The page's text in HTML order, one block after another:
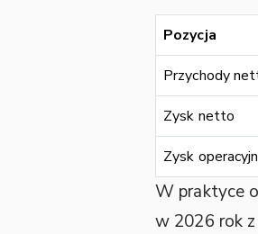
Pozycja
Przychody
Zysk netto
Zysk
W praktyce
w 2026 rok